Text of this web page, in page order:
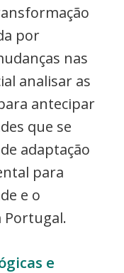
por
nas
analisar as
antecipar
que se
adaptação
para
e o
Portugal.
e